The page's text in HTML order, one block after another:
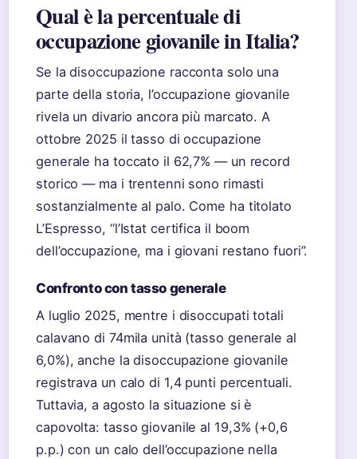
Qual è la percentuale di
occupazione giovanile in Italia?
Se la disoccupazione racconta solo una
parte della storia, l’occupazione giovanile
rivela un divario ancora più marcato. A
ottobre 2025 il tasso di occupazione
generale ha toccato il 62,7% — un record
storico — ma i trentenni sono rimasti
sostanzialmente al palo. Come ha titolato
L’Espresso, “l’Istat certifica il boom
dell’occupazione, ma i giovani restano fuori”.
Confronto con tasso generale
A luglio 2025, mentre i disoccupati totali
calavano di 74mila unità (tasso generale al
6,0%), anche la disoccupazione giovanile
registrava un calo di 1,4 punti percentuali.
Tuttavia, a agosto la situazione si è
capovolta: tasso giovanile al 19,3% (+0,6
p.p.) con un calo dell’occupazione nella